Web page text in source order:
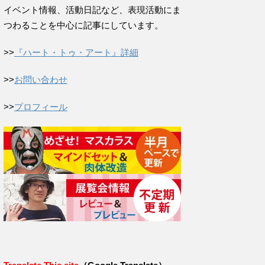
イベント情報、活動日記など、表現活動にま
つわることを中心に記事にしています。
>> 『ハート・トゥ・アート』詳細
>>お問い合わせ
>>プロフィール